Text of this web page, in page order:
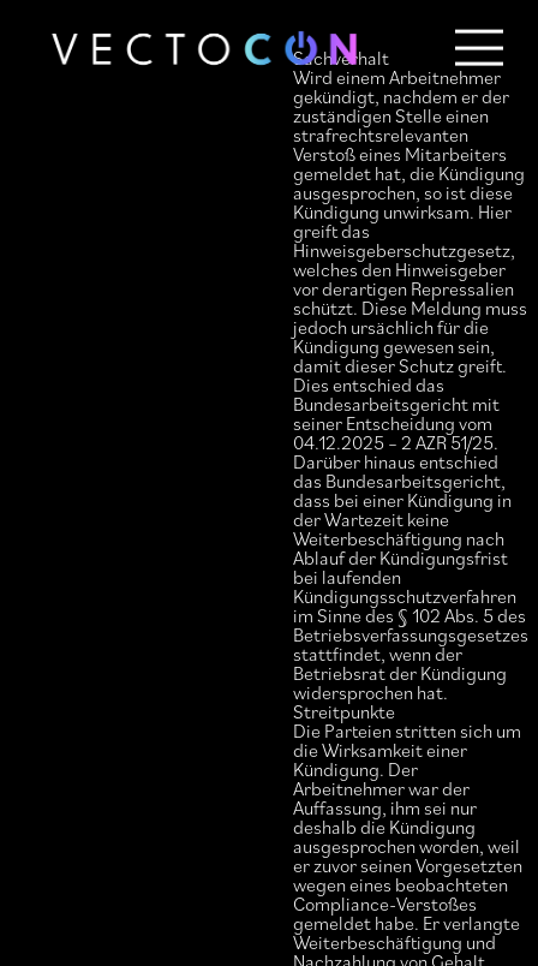
Unternehmen
Berater
Christopher Hutz
Joachim Maiss
Jürgen Jaschke
Martin Puchert
Tim Steininger
Julia Maaßen
Team
Leistungen
Steuerberatungsleistungen
Rechtsanwaltsleistungen
Netzwerk
Kontakt
Blog
Sachverhalt
Wird einem Arbeitnehmer
gekündigt, nachdem er der
zuständigen Stelle einen
strafrechtsrelevanten
Verstoß eines Mitarbeiters
gemeldet hat, die Kündigung
ausgesprochen, so ist diese
Kündigung unwirksam. Hier
greift das
Hinweisgeberschutzgesetz,
welches den Hinweisgeber
vor derartigen Repressalien
schützt. Diese Meldung muss
jedoch ursächlich für die
Kündigung gewesen sein,
damit dieser Schutz greift.
Dies entschied das
Bundesarbeitsgericht mit
seiner Entscheidung vom
04.12.2025 – 2 AZR 51/25.
Darüber hinaus entschied
das Bundesarbeitsgericht,
dass bei einer Kündigung in
der Wartezeit keine
Weiterbeschäftigung nach
Ablauf der Kündigungsfrist
bei laufenden
Kündigungsschutzverfahren
im Sinne des § 102 Abs. 5 des
Betriebsverfassungsgesetzes
stattfindet, wenn der
Betriebsrat der Kündigung
widersprochen hat.
Streitpunkte
Die Parteien stritten sich um
die Wirksamkeit einer
Kündigung. Der
Arbeitnehmer war der
Auffassung, ihm sei nur
deshalb die Kündigung
ausgesprochen worden, weil
er zuvor seinen Vorgesetzten
wegen eines beobachteten
Compliance-Verstoßes
gemeldet habe. Er verlangte
Weiterbeschäftigung und
Nachzahlung von Gehalt.